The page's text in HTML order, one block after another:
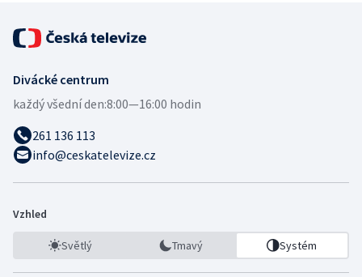
Divácké centrum
každý všední den:8:00—16:00 hodin
261 136 113
info@ceskatelevize.cz
Vzhled
Světlý Tmavý Systém